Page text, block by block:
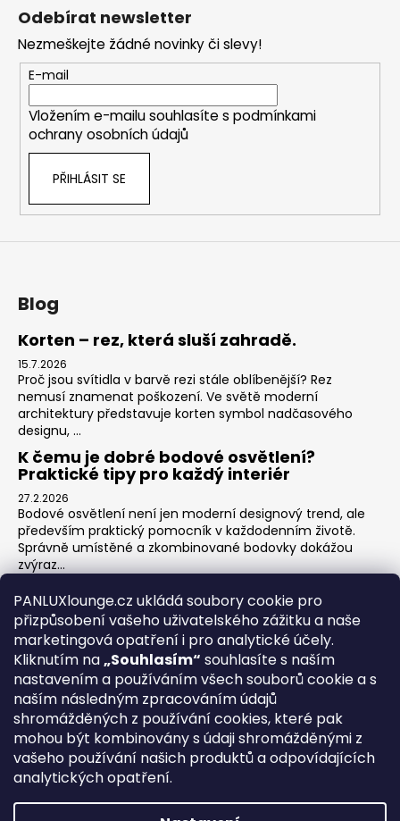
PANLUXlounge.cz ukládá soubory cookie pro
přizpůsobení vašeho uživatelského zážitku a naše
marketingová opatření i pro analytické účely.
Kliknutím na„Souhlasím“ souhlasíte s naším
nastavením a používáním všech souborů cookie a s
naším následným zpracováním údajů
shromážděných z používání cookies, které pak
mohou být kombinovány s údaji shromážděnými z
vašeho používání našich produktů a odpovídajících
analytických opatření.
960
Kč
Odebírat newsletter
Nezmeškejte žádné novinky či slevy!
E-mail
Vložením e-mailu souhlasíte s podmínkami
ochrany osobních údajů
PŘIHLÁSIT SE
Blog
Korten – rez, která sluší zahradě.
15.7.2026
Proč jsou svítidla v barvě rezi stále oblíbenější? Rez
nemusí znamenat poškození. Ve světě moderní
architektury představuje korten symbol nadčasového
designu, ...
K čemu je dobré bodové osvětlení?
Praktické tipy pro každý interiér
27.2.2026
Bodové osvětlení není jen moderní designový trend, ale
především praktický pomocník v každodenním životě.
Správně umístěné a zkombinované bodovky dokážou
zvýraz...
Jak na zónové osvětlení v obýváku?
3.2.2026
Obývací pokoj je srdcem domova – místo pro relaxaci,
sledování televize, hraní her s dětmi, posezení s přáteli i
klidné chvíle s knihou. Každá z těchto aktivit ...
O nás Kontakty Obchodní podmínky Vrácení zboží
REGISTRACE